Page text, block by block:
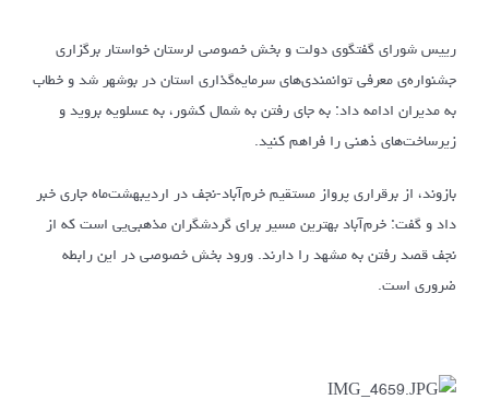
رییس شورای گفتگوی دولت و بخش خصوصی لرستان خواستار برگزاری
جشنواره‌ی معرفی توانمندی‌های سرمایه‌گذاری استان در بوشهر شد و خطاب
به مدیران ادامه داد: به جای رفتن به شمال کشور، به عسلویه بروید و
زیرساخت‌های ذهنی را فراهم کنید.
بازوند، از برقراری پرواز مستقیم خرم‌آباد-نجف در اردیبهشت‌ماه جاری خبر
داد و گفت: خرم‌آباد بهترین مسیر برای گردشگران مذهبی‌یی است که از
نجف قصد رفتن به مشهد را دارند. ورود بخش خصوصی در این رابطه
ضروری است.